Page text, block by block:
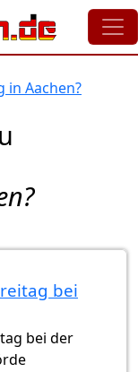
in Aachen?
bei
bei der